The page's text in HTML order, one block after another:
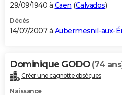
29/09/1940 à Caen (Calvados)
Décès
14/07/2007 à Aubermesnil-aux-
Dominique GODO (74
Créer une cagnotte obsèques
Naissance